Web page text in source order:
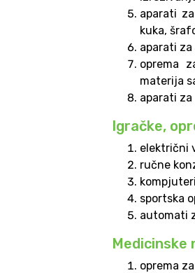
aparati
kuka,
aparati
oprema
materija
aparati
Igračke,
električni
ručne
sportska
automati
Medicinske
oprema